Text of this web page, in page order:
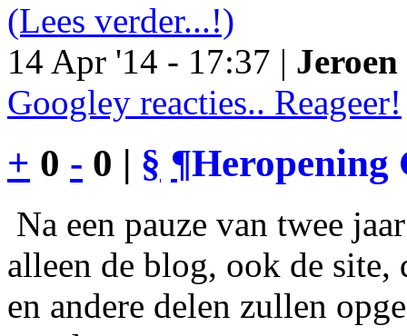
(Lees verder...!)
14 Apr '14 - 17:37 |
Googley reacties.. Reageer!
+ 0 - 0 | § ¶Heropening
Na een pauze van twee
alleen de blog, ook de site,
en andere delen zullen